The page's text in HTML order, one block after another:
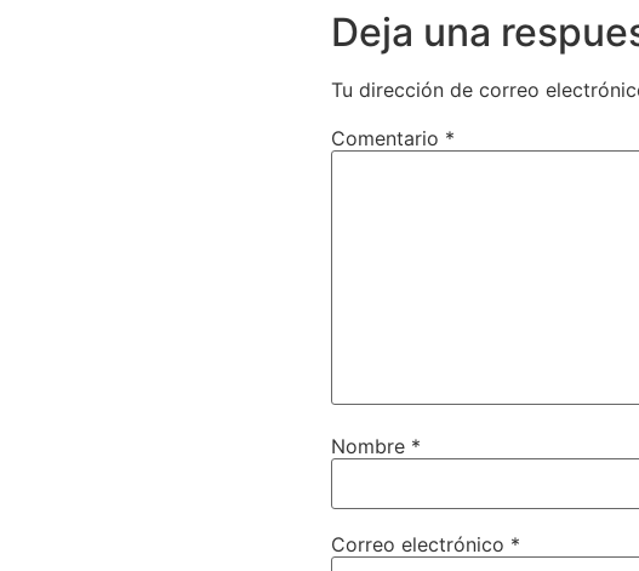
Deja una
Tu dirección de correo
Comentario *
Nombre *
Correo electrónico *